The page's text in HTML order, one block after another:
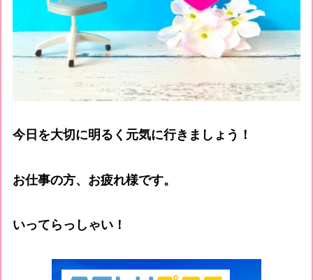
今日を大切に明るく元気に行きましょう！
お仕事の方、お疲れ様です。
いってらっしゃい！